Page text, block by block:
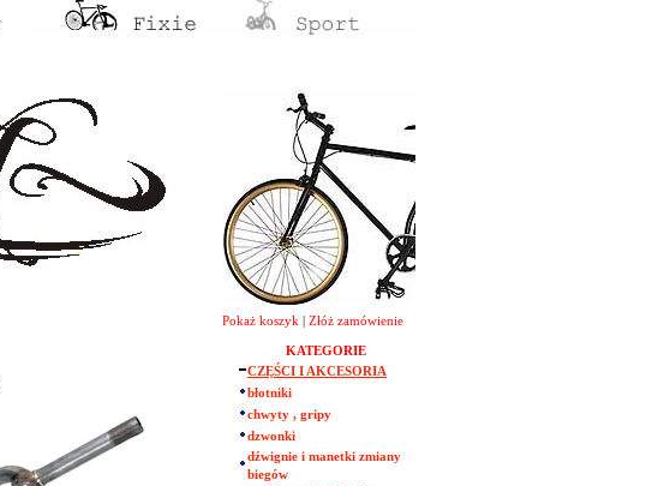
Pokaż koszyk Złóż zamówienie
KATEGORIE
CZĘŚCI I AKCESORIA
błotniki
chwyty , gripy
dzwonki
dźwignie i manetki zmiany
biegów